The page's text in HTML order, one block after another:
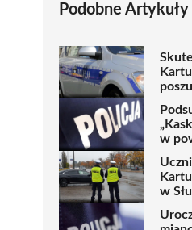
Podobne Artykuły
w
w